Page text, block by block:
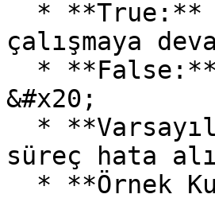
çalışmaya
&#x20;
süreç hata